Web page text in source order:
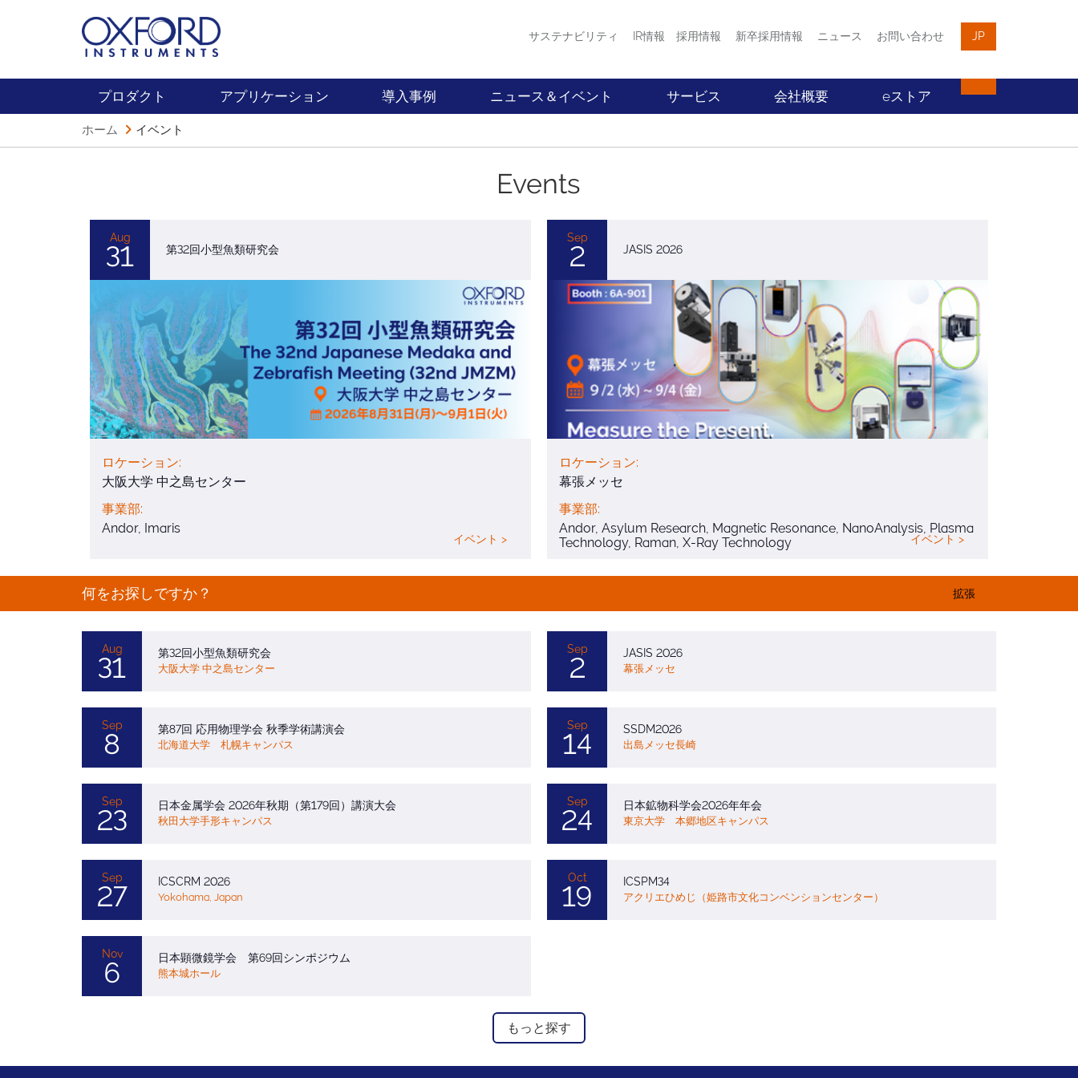
サステナビリティ IR情報 採用情報 新卒採用情報 ニュース お問い合わせ JP
プロダクト アプリケーション 導入事例 ニュース＆イベント サービス 会社概要 eストア
ホーム イベント
Events
Aug
31 第32回小型魚類研究会
ロケーション:
大阪大学 中之島センター
事業部:
Andor, Imaris
イベント >
Sep
2 JASIS 2026
ロケーション:
幕張メッセ
事業部:
Andor, Asylum Research, Magnetic Resonance, NanoAnalysis, Plasma
Technology, Raman, X-Ray Technology
イベント >
何をお探しですか？ 拡張
Aug
31 第32回小型魚類研究会
大阪大学 中之島センター
Sep
2 JASIS 2026
幕張メッセ
Sep
8 第87回 応用物理学会 秋季学術講演会
北海道大学 札幌キャンパス
Sep
14 SSDM2026
出島メッセ長崎
Sep
23 日本金属学会 2026年秋期（第179回）講演大会
秋田大学手形キャンパス
Sep
24 日本鉱物科学会2026年年会
東京大学 本郷地区キャンパス
Sep
27 ICSCRM 2026
Yokohama, Japan
Oct
19 ICSPM34
アクリエひめじ（姫路市文化コンベンションセンター）
Nov
6 日本顕微鏡学会 第69回シンポジウム
熊本城ホール
もっと探す